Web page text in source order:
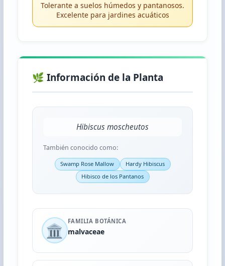
Tolerante a suelos húmedos y pantanosos.
Excelente para jardines acuáticos
🌿 Información de la Planta
Hibiscus moscheutos
También conocido como:
Swamp Rose Mallow
Hardy Hibiscus
Hibisco de los Pantanos
🏛️ FAMILIA BOTÁNICA
malvaceae